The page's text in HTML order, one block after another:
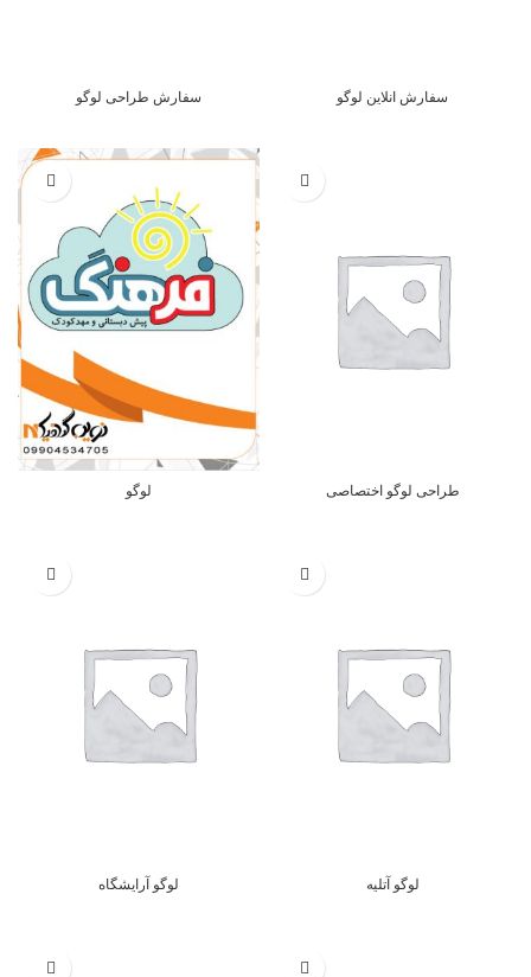
سفارش انلاین لوگو سفارش طراحی لوگو
طراحی لوگو اختصاصی لوگو
لوگو آتلیه لوگو آرایشگاه